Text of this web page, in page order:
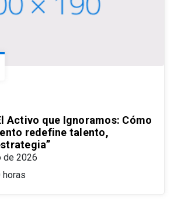
Activo que Ignoramos: Cómo
redefine talento,
de 2026
horas